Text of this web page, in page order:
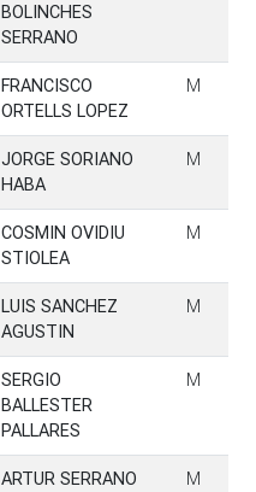
BOLINCHES
SERRANO
FRANCISCO
ORTELLS LOPEZ
M
JORGE SORIANO
HABA
M
COSMIN OVIDIU
STIOLEA
M
LUIS SANCHEZ
AGUSTIN
M
SERGIO
BALLESTER
PALLARES
M
ARTUR SERRANO
M